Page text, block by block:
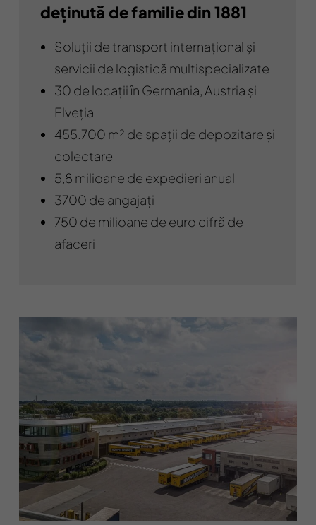
deținută de familie din 1881
Soluții de transport internațional și
servicii de logistică multispecializate
30 de locații în Germania, Austria și
Elveția
455.700 m² de spații de depozitare și
colectare
5,8 milioane de expedieri anual
3700 de angajați
750 de milioane de euro cifră de
afaceri